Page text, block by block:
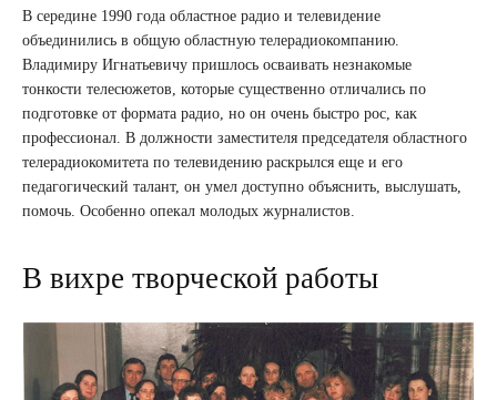
В середине 1990 года областное радио и телевидение
объединились в общую областную телерадиокомпанию.
Владимиру Игнатьевичу пришлось осваивать незнакомые
тонкости телесюжетов, которые существенно отличались по
подготовке от формата радио, но он очень быстро рос, как
профессионал. В должности заместителя председателя областного
телерадиокомитета по телевидению раскрылся еще и его
педагогический талант, он умел доступно объяснить, выслушать,
помочь. Особенно опекал молодых журналистов.
В вихре творческой работы